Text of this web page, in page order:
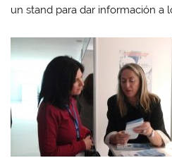
un stand para dar información a